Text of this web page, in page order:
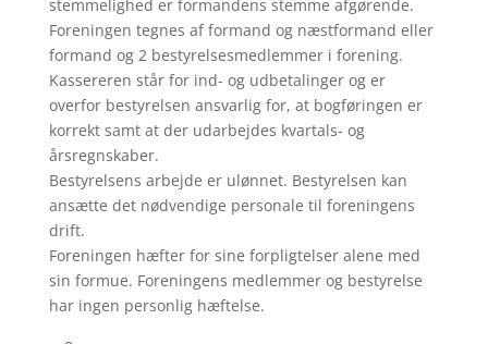
stemmelighed er formandens stemme afgørende.
Foreningen tegnes af formand og næstformand eller
formand og 2 bestyrelsesmedlemmer i forening.
Kassereren står for ind- og udbetalinger og er
overfor bestyrelsen ansvarlig for, at bogføringen er
korrekt samt at der udarbejdes kvartals- og
årsregnskaber.
Bestyrelsens arbejde er ulønnet. Bestyrelsen kan
ansætte det nødvendige personale til foreningens
drift.
Foreningen hæfter for sine forpligtelser alene med
sin formue. Foreningens medlemmer og bestyrelse
har ingen personlig hæftelse.